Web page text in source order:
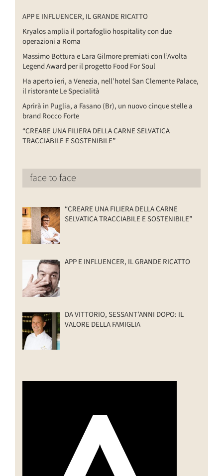
APP E INFLUENCER, IL GRANDE RICATTO
Kryalos amplia il portafoglio hospitality con due
operazioni a Roma
Massimo Bottura e Lara Gilmore premiati con l’Avolta
Legend Award per il progetto Food For Soul
Ha aperto ieri, a Venezia, nell’hotel San Clemente Palace,
il ristorante Le Specialità
Aprirà in Puglia, a Fasano (Br), un nuovo cinque stelle a
brand Rocco Forte
“CREARE UNA FILIERA DELLA CARNE SELVATICA
TRACCIABILE E SOSTENIBILE”
face to face
“CREARE UNA FILIERA DELLA CARNE
SELVATICA TRACCIABILE E SOSTENIBILE”
APP E INFLUENCER, IL GRANDE RICATTO
DA VITTORIO, SESSANT’ANNI DOPO: IL
VALORE DELLA FAMIGLIA